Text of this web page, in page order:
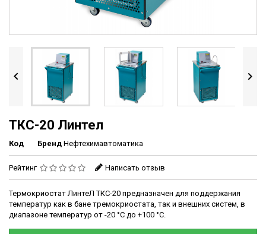
 
ТКС-20 Линтел
Код Бренд Нефтехимавтоматика
Рейтинг Написать отзыв
Термокриостат ЛинтеЛ ТКС-20 предназначен для поддержания
температур как в бане тремокриостата, так и внешних систем, в
диапазоне температур от -20 °С до +100 °C.